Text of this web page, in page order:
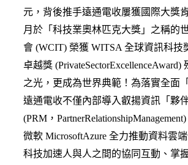
元，背後推手遠通電收屢獲國際大獎
月於「科技業奧林匹克大獎」之稱的
會 (WCIT) 榮獲 WITSA 全球資訊科
卓越獎 (PrivateSectorExcellenceAward)
之光，更成為世界典範！為落實全面
遠通電收不僅內部導入叡揚資訊「夥
(PRM，
微軟 MicrosoftAzure 全力推動資料雲
科技加速人與人之間的協同互動、掌